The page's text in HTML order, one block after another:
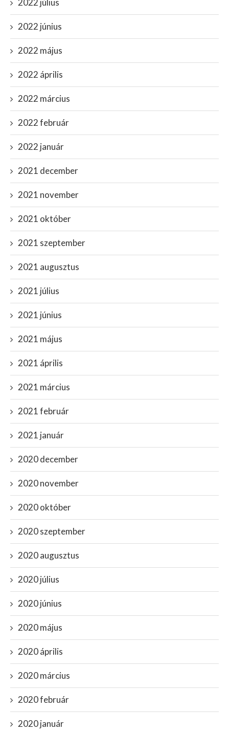
2022 július
2022 június
2022 május
2022 április
2022 március
2022 február
2022 január
2021 december
2021 november
2021 október
2021 szeptember
2021 augusztus
2021 július
2021 június
2021 május
2021 április
2021 március
2021 február
2021 január
2020 december
2020 november
2020 október
2020 szeptember
2020 augusztus
2020 július
2020 június
2020 május
2020 április
2020 március
2020 február
2020 január